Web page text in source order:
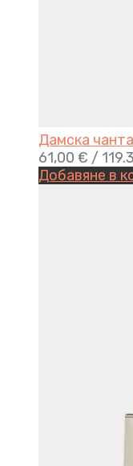
Дамска
61,00 € /
Добавяне в